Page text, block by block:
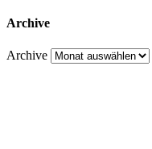
Archive
Archive